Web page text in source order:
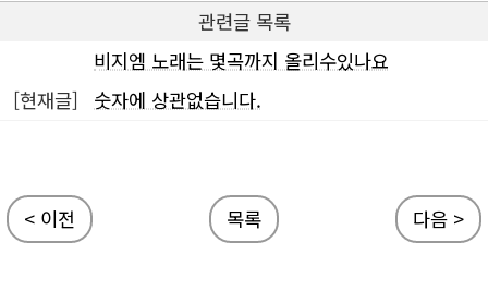
관련글 목록
비지엠 노래는 몇곡까지 올리수있나요
[현재글]
숫자에 상관없습니다.
< 이전 목록 다음 >